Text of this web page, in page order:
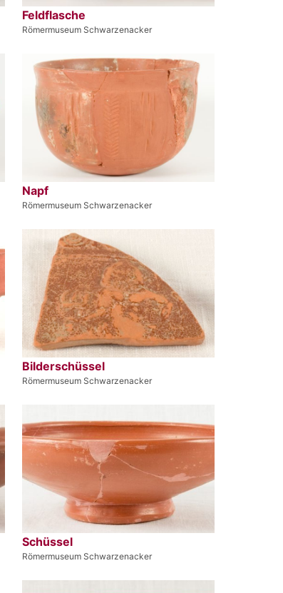
Feldflasche
Römermuseum Schwarzenacker
Napf
Römermuseum Schwarzenacker
Bilderschüssel
Römermuseum Schwarzenacker
Schüssel
Römermuseum Schwarzenacker